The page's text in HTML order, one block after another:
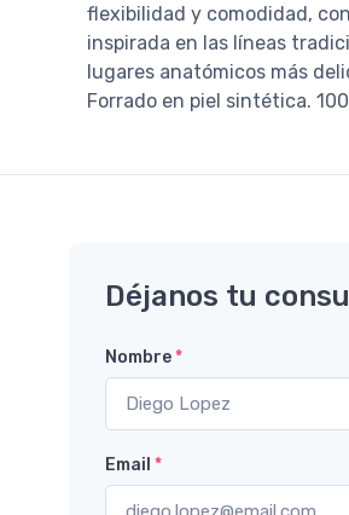
flexibilidad y comodidad,
inspirada en las líneas
lugares anatómicos más
Forrado en piel sintética.
Déjanos tu
Nombre*
Email *